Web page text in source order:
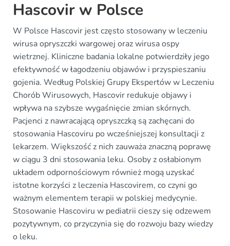
Hascovir w Polsce
W Polsce Hascovir jest często stosowany w leczeniu
wirusa opryszczki wargowej oraz wirusa ospy
wietrznej. Kliniczne badania lokalne potwierdziły jego
efektywność w łagodzeniu objawów i przyspieszaniu
gojenia. Według Polskiej Grupy Ekspertów w Leczeniu
Chorób Wirusowych, Hascovir redukuje objawy i
wpływa na szybsze wygaśnięcie zmian skórnych.
Pacjenci z nawracającą opryszczką są zachęcani do
stosowania Hascoviru po wcześniejszej konsultacji z
lekarzem. Większość z nich zauważa znaczną poprawę
w ciągu 3 dni stosowania leku. Osoby z osłabionym
układem odpornościowym również mogą uzyskać
istotne korzyści z leczenia Hascovirem, co czyni go
ważnym elementem terapii w polskiej medycynie.
Stosowanie Hascoviru w pediatrii cieszy się odzewem
pozytywnym, co przyczynia się do rozwoju bazy wiedzy
o leku.